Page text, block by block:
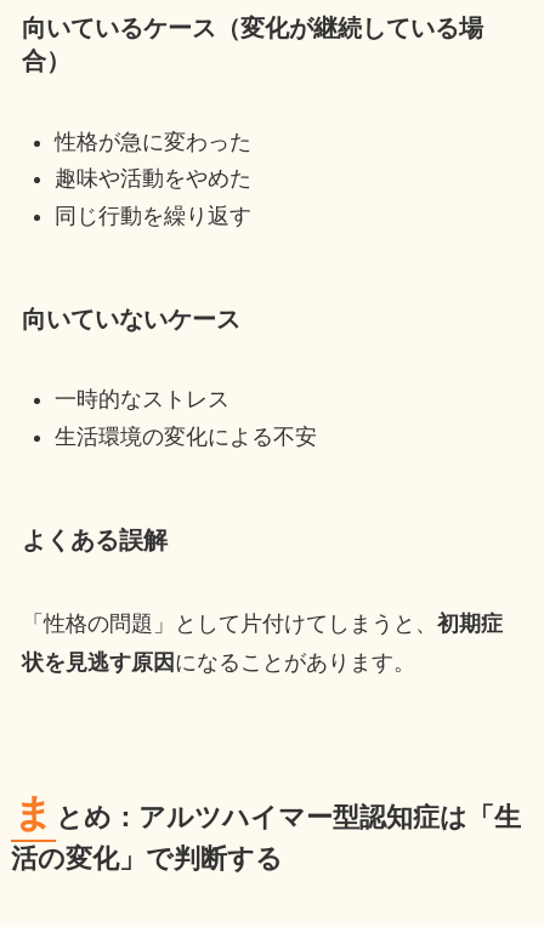
向いているケース（変化が継続している場
合）
性格が急に変わった
趣味や活動をやめた
同じ行動を繰り返す
向いていないケース
一時的なストレス
生活環境の変化による不安
よくある誤解
「性格の問題」として片付けてしまうと、 初期症
状を見逃す原因 になることがあります。
ま とめ：アルツハイマー型認知症は「生
活の変化」で判断する